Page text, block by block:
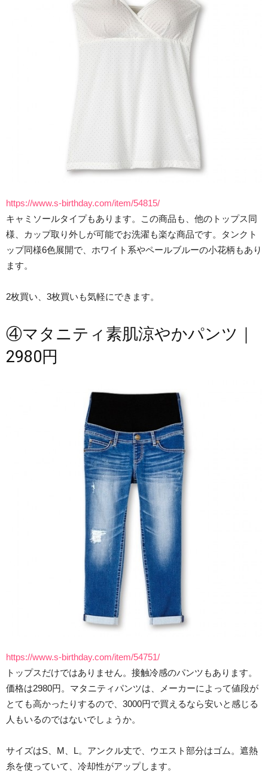
https://www.s-birthday.com/item/54815/
キャミソールタイプもあります。この商品も、他のトップス同
様、カップ取り外しが可能でお洗濯も楽な商品です。タンクト
ップ同様6色展開で、ホワイト系やペールブルーの小花柄もあり
ます。
2枚買い、3枚買いも気軽にできます。
④マタニティ素肌涼やかパンツ｜
2980円
https://www.s-birthday.com/item/54751/
トップスだけではありません。接触冷感のパンツもあります。
価格は2980円。マタニティパンツは、メーカーによって値段が
とても高かったりするので、3000円で買えるなら安いと感じる
人もいるのではないでしょうか。
サイズはS、M、L。アンクル丈で、ウエスト部分はゴム。遮熱
糸を使っていて、冷却性がアップします。